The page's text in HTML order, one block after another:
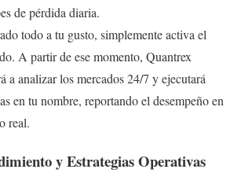
de pérdida diaria.
todo a tu gusto, simplemente activa el
A partir de ese momento, Quantrex
a analizar los mercados 24/7 y ejecutará
en tu nombre, reportando el desempeño en
real.
y Estrategias Operativas